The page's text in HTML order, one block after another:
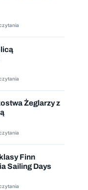
Żeglarzy z
Finn
Sailing Days